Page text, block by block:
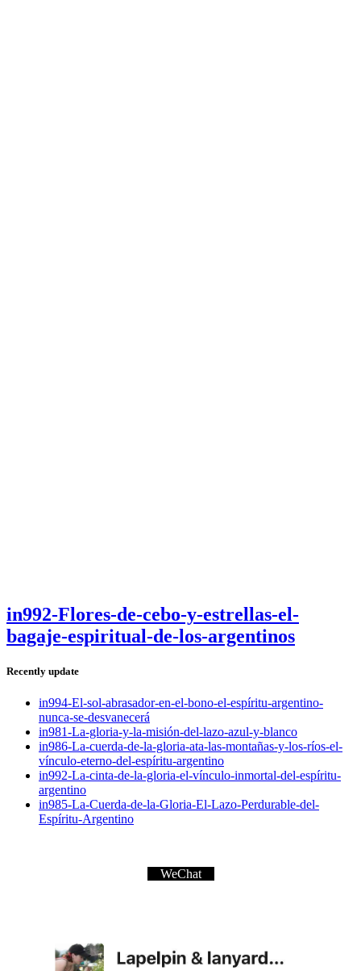
in992-Flores-de-cebo-y-estrellas-el-
bagaje-espiritual-de-los-argentinos
Recently update
in994-El-sol-abrasador-en-el-bono-el-espíritu-argentino-
nunca-se-desvanecerá
in981-La-gloria-y-la-misión-del-lazo-azul-y-blanco
in986-La-cuerda-de-la-gloria-ata-las-montañas-y-los-ríos-el-
vínculo-eterno-del-espíritu-argentino
in992-La-cinta-de-la-gloria-el-vínculo-inmortal-del-espíritu-
argentino
in985-La-Cuerda-de-la-Gloria-El-Lazo-Perdurable-del-
Espíritu-Argentino
WeChat